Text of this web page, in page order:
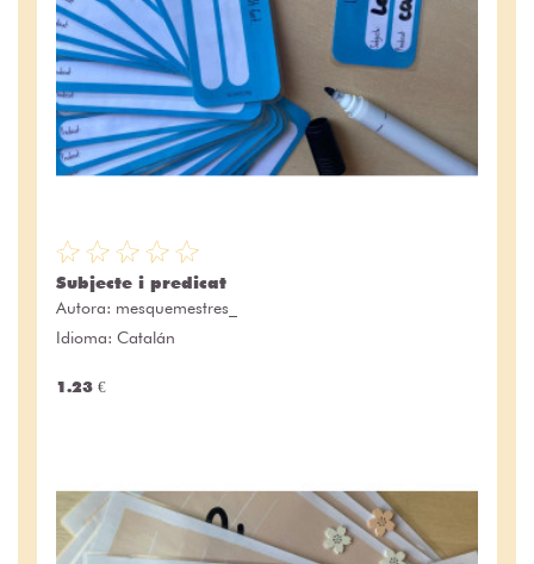
Subjecte i predicat
Autora: mesquemestres_
Idioma: Catalán
1.23 €